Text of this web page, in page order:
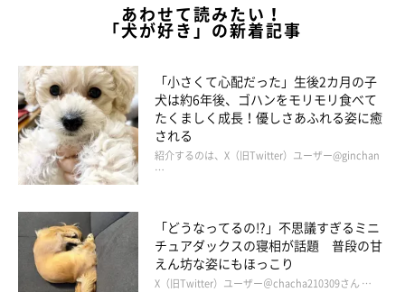
あわせて読みたい！
「犬が好き」の新着記事
「小さくて心配だった」生後2カ月の子
犬は約6年後、ゴハンをモリモリ食べて
たくましく成長！優しさあふれる姿に癒
される
紹介するのは、X（旧Twitter）ユーザー@ginchan
…
「どうなってるの!?」不思議すぎるミニ
チュアダックスの寝相が話題 普段の甘
えん坊な姿にもほっこり
X（旧Twitter）ユーザー＠chacha210309さん …